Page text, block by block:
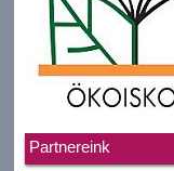
Partnereink